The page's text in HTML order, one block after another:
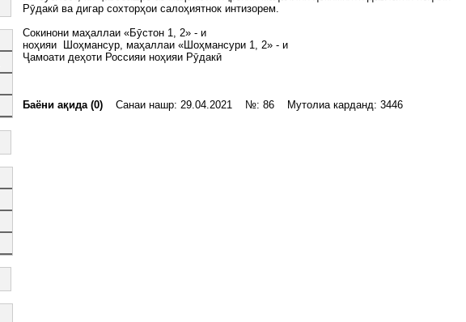
Рӯдакӣ ва дигар сохторҳои салоҳиятнок интизорем.
Сокинони маҳаллаи «Бӯстон 1, 2» - и
ноҳияи Шоҳмансур, маҳаллаи «Шоҳмансури 1, 2» - и
Ҷамоати деҳоти Россияи ноҳияи Рӯдакӣ
Баёни ақида (0) Санаи нашр: 29.04.2021 №: 86 Мутолиа карданд: 3446